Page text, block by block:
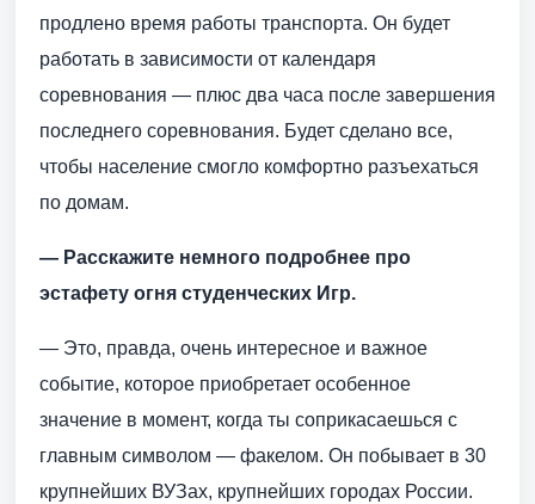
продлено время работы транспорта. Он будет
работать в зависимости от календаря
соревнования — плюс два часа после завершения
последнего соревнования. Будет сделано все,
чтобы население смогло комфортно разъехаться
по домам.
— Расскажите немного подробнее про
эстафету огня студенческих Игр.
— Это, правда, очень интересное и важное
событие, которое приобретает особенное
значение в момент, когда ты соприкасаешься с
главным символом — факелом. Он побывает в 30
крупнейших ВУЗах, крупнейших городах России.